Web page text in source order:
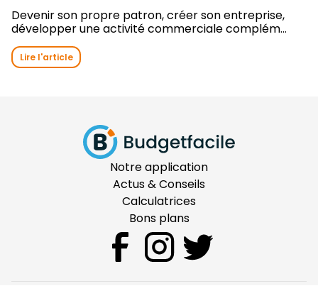
Devenir son propre patron, créer son entreprise,
développer une activité commerciale complém...
Lire l'article
Notre application
Actus & Conseils
Calculatrices
Bons plans